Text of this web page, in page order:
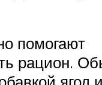
помогают
рацион.